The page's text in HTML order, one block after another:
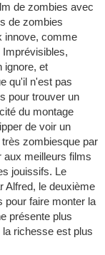
de zombies avec
de zombies
innove, comme
ignore, et
qu'il n'est pas
pour trouver un
du montage
de voir un
zombiesque par
aux meilleurs films
jouissifs. Le
Alfred, le deuxième
pour faire monter la
présente plus
richesse est plus